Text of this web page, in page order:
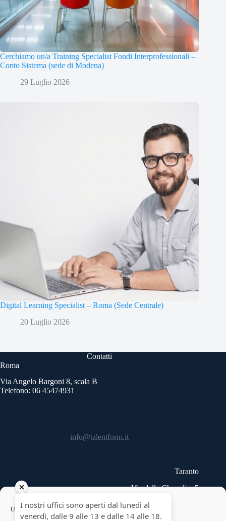
Usiamo cookie per ottimizzare il nostro sito web ed i nostri servizi.
Cerchiamo un/a Training Specialist Fondi Interprofessionali –
Conto Sistema (sede di Modena)
29 Luglio 2026
Digital Learning Specialist – Roma (Sede Centrale)
20 Luglio 2026
Contatti
Roma
Via Angelo Bargoni 8, scala B
Telefono: 06 45474931
info@talentform.it
Taranto
Via delle Cheradi n.5
Copyright © 2026 - Talentform SpA - Partita IVA
10322191007.